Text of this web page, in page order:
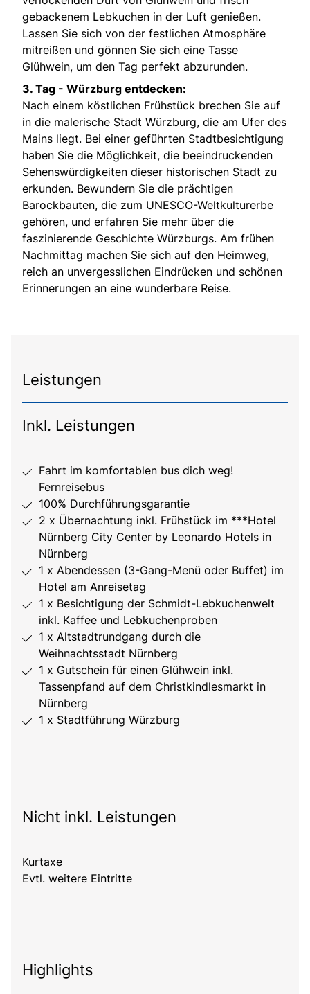
gebackenem Lebkuchen in der Luft genießen.
Lassen Sie sich von der festlichen Atmosphäre
mitreißen und gönnen Sie sich eine Tasse
Glühwein, um den Tag perfekt abzurunden.
3. Tag - Würzburg entdecken:
Nach einem köstlichen Frühstück brechen Sie auf
in die malerische Stadt Würzburg, die am Ufer des
Mains liegt. Bei einer geführten Stadtbesichtigung
haben Sie die Möglichkeit, die beeindruckenden
Sehenswürdigkeiten dieser historischen Stadt zu
erkunden. Bewundern Sie die prächtigen
Barockbauten, die zum UNESCO-Weltkulturerbe
gehören, und erfahren Sie mehr über die
faszinierende Geschichte Würzburgs. Am frühen
Nachmittag machen Sie sich auf den Heimweg,
reich an unvergesslichen Eindrücken und schönen
Erinnerungen an eine wunderbare Reise.
Leistungen
Inkl. Leistungen
Fahrt im komfortablen bus dich weg!
Fernreisebus
100% Durchführungsgarantie
2 x Übernachtung inkl. Frühstück im ***Hotel
Nürnberg City Center by Leonardo Hotels in
Nürnberg
1 x Abendessen (3-Gang-Menü oder Buffet) im
Hotel am Anreisetag
1 x Besichtigung der Schmidt-Lebkuchenwelt
inkl. Kaffee und Lebkuchenproben
1 x Altstadtrundgang durch die
Weihnachtsstadt Nürnberg
1 x Gutschein für einen Glühwein inkl.
Tassenpfand auf dem Christkindlesmarkt in
Nürnberg
1 x Stadtführung Würzburg
Nicht inkl. Leistungen
Kurtaxe
Evtl. weitere Eintritte
Highlights